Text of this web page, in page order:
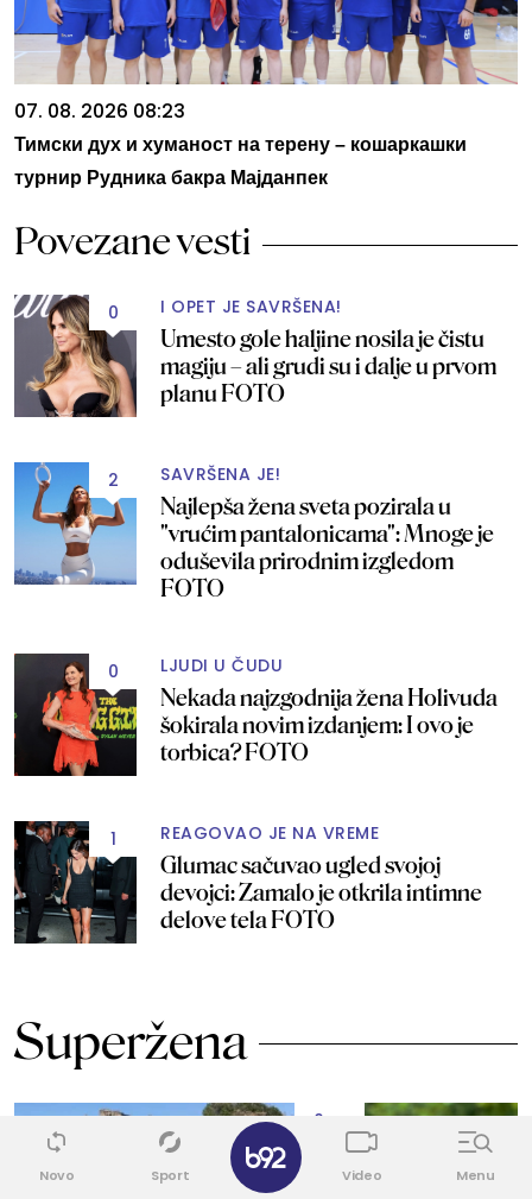
07. 08. 2026 08:23
Тимски дух и хуманост на терену – кошаркашки
турнир Рудника бакра Мајданпек
Povezane vesti
0 I OPET JE SAVRŠENA!
Umesto gole haljine nosila je čistu
magiju – ali grudi su i dalje u prvom
planu FOTO
2 SAVRŠENA JE!
Najlepša žena sveta pozirala u
"vrućim pantalonicama": Mnoge je
oduševila prirodnim izgledom
FOTO
0 LJUDI U ČUDU
Nekada najzgodnija žena Holivuda
šokirala novim izdanjem: I ovo je
torbica? FOTO
1 REAGOVAO JE NA VREME
Glumac sačuvao ugled svojoj
devojci: Zamalo je otkrila intimne
delove tela FOTO
Superžena
0
Novo Sport Video Menu
✕